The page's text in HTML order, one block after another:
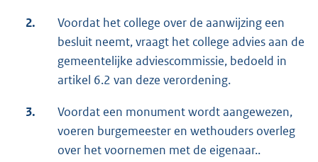
2.
Voordat het college over de aanwijzing een
besluit neemt, vraagt het college advies aan de
gemeentelijke adviescommissie, bedoeld in
artikel 6.2 van deze verordening.
3.
Voordat een monument wordt aangewezen,
voeren burgemeester en wethouders overleg
over het voornemen met de eigenaar..